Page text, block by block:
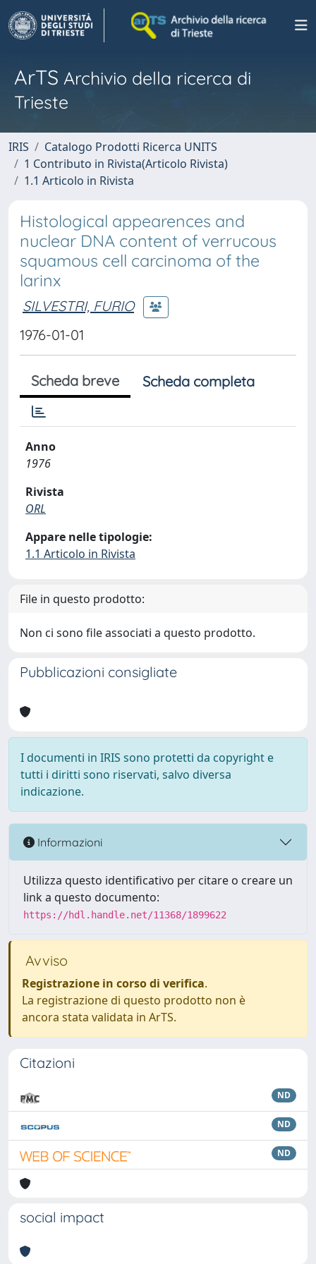
ArTS Archivio della ricerca di
Trieste
IRIS
Catalogo Prodotti Ricerca UNITS
1 Contributo in Rivista(Articolo Rivista)
1.1 Articolo in Rivista
Histological appearences and
nuclear DNA content of verrucous
squamous cell carcinoma of the
larinx
SILVESTRI, FURIO
1976-01-01
Scheda breve Scheda completa
Anno
1976
Rivista
ORL
Appare nelle tipologie:
1.1 Articolo in Rivista
File in questo prodotto:
Non ci sono file associati a questo prodotto.
Pubblicazioni consigliate
I documenti in IRIS sono protetti da copyright e
tutti i diritti sono riservati, salvo diversa
indicazione.
Informazioni
Utilizza questo identificativo per citare o creare un
link a questo documento:
https://hdl.handle.net/11368/1899622
Avviso
Registrazione in corso di verifica.
La registrazione di questo prodotto non è
ancora stata validata in ArTS.
Citazioni
ND
ND
ND
social impact